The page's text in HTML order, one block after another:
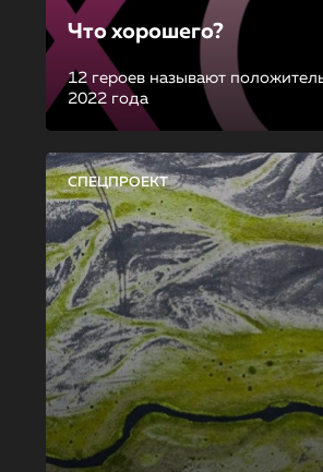
Что хорошего?
12 героев называют
2022 года
СПЕЦПРОЕКТ